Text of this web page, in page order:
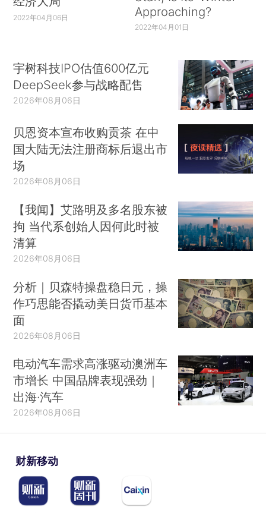
2022年04月06日
Approaching?
2022年04月01日
宇树科技IPO估值600亿元
DeepSeek参与战略配售
2026年08月06日
贝恩资本宣布收购贡茶 在中
国大陆无法注册商标后退出市
场
2026年08月06日
【我闻】艾路明及多名股东被
拘 当代系创始人因何此时被
清算
2026年08月06日
分析｜贝森特操盘稳日元，操
作巧思能否撬动美日货币基本
面
2026年08月06日
电动汽车需求高涨驱动澳洲车
市增长 中国品牌表现强劲｜
出海·汽车
2026年08月06日
财新移动